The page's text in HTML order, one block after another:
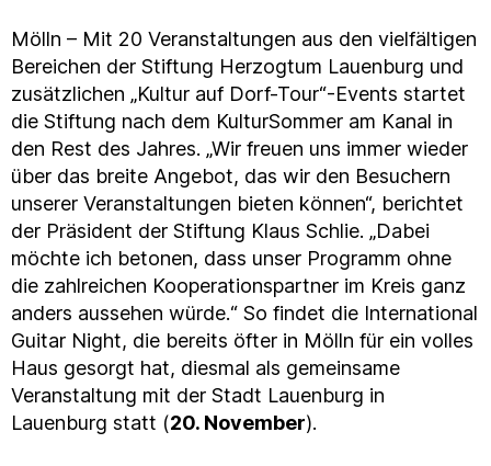
Mölln – Mit 20 Veranstaltungen aus den vielfältigen
Bereichen der Stiftung Herzogtum Lauenburg und
zusätzlichen „Kultur auf Dorf-Tour“-Events startet
die Stiftung nach dem KulturSommer am Kanal in
den Rest des Jahres. „Wir freuen uns immer wieder
über das breite Angebot, das wir den Besuchern
unserer Veranstaltungen bieten können“, berichtet
der Präsident der Stiftung Klaus Schlie. „Dabei
möchte ich betonen, dass unser Programm ohne
die zahlreichen Kooperationspartner im Kreis ganz
anders aussehen würde.“ So findet die International
Guitar Night, die bereits öfter in Mölln für ein volles
Haus gesorgt hat, diesmal als gemeinsame
Veranstaltung mit der Stadt Lauenburg in
Lauenburg statt (20. November).